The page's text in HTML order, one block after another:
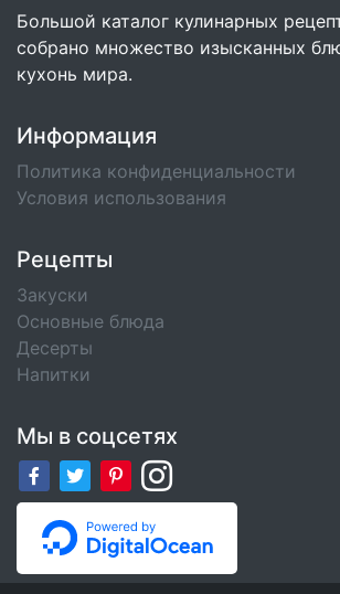
Большой каталог кулинарных
собрано множество изысканных
кухонь мира.
Информация
Политика конфиденциальности
Условия использования
Рецепты
Закуски
Основные блюда
Десерты
Напитки
Мы в соцсетях